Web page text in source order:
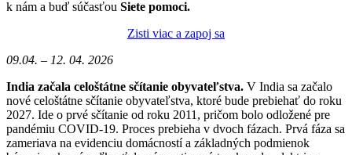
k nám a buď súčasťou Siete pomoci.
Zisti viac a zapoj sa
09.04. – 12. 04. 2026
India začala celoštátne sčítanie obyvateľstva. V India sa začalo
nové celoštátne sčítanie obyvateľstva, ktoré bude prebiehať do roku
2027. Ide o prvé sčítanie od roku 2011, pričom bolo odložené pre
pandémiu COVID-19. Proces prebieha v dvoch fázach. Prvá fáza sa
zameriava na evidenciu domácností a základných podmienok